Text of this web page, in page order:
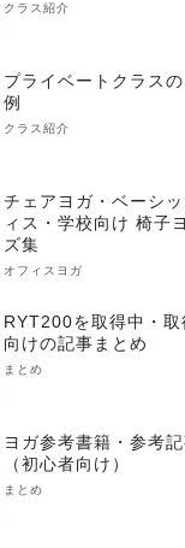
クラス紹介
プライベートクラス
例
クラス紹介
チェアヨガ・ベーシ
ィス・学校向け 椅子
ズ集
オフィスヨガ
RYT200を取得中・取
向けの記事まとめ
まとめ
ヨガ参考書籍・参考
（初心者向け）
まとめ